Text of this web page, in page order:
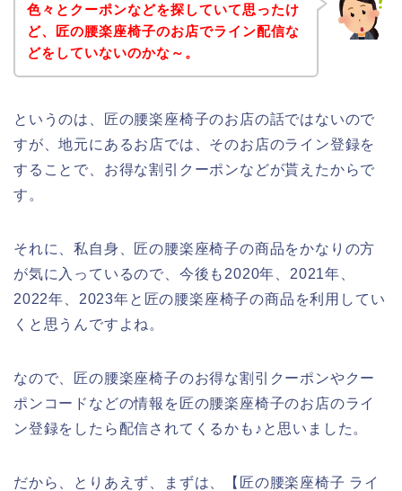
色々とクーポンなどを探していて思ったけ
ど、匠の腰楽座椅子のお店でライン配信な
どをしていないのかな～。
というのは、匠の腰楽座椅子のお店の話ではないので
すが、地元にあるお店では、そのお店のライン登録を
することで、お得な割引クーポンなどが貰えたからで
す。
それに、私自身、匠の腰楽座椅子の商品をかなりの方
が気に入っているので、今後も2020年、2021年、
2022年、2023年と匠の腰楽座椅子の商品を利用してい
くと思うんですよね。
なので、匠の腰楽座椅子のお得な割引クーポンやクー
ポンコードなどの情報を匠の腰楽座椅子のお店のライ
ン登録をしたら配信されてくるかも♪と思いました。
だから、とりあえず、まずは、【匠の腰楽座椅子 ライ